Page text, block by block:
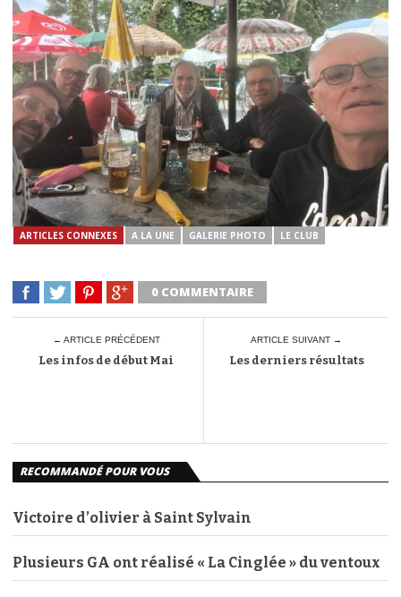
ARTICLES CONNEXES A LA UNE GALERIE PHOTO LE CLUB
0 COMMENTAIRE
← ARTICLE PRÉCÉDENT
Les infos de début Mai
ARTICLE SUIVANT →
Les derniers résultats
RECOMMANDÉ POUR VOUS
Victoire d’olivier à Saint Sylvain
Plusieurs GA ont réalisé « La Cinglée » du ventoux